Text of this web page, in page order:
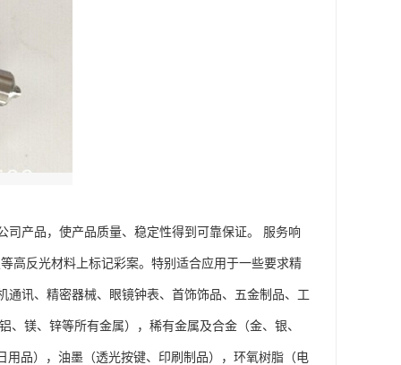
产品，使产品质量、稳定性得到可靠保证。 服务响
高反光材料上标记彩案。特别适合应用于一些要求精
讯、精密器械、眼镜钟表、首饰饰品、五金制品、工
镁、锌等所有金属），稀有金属及合金（金、银、
品），油墨（透光按键、印刷制品），环氧树脂（电